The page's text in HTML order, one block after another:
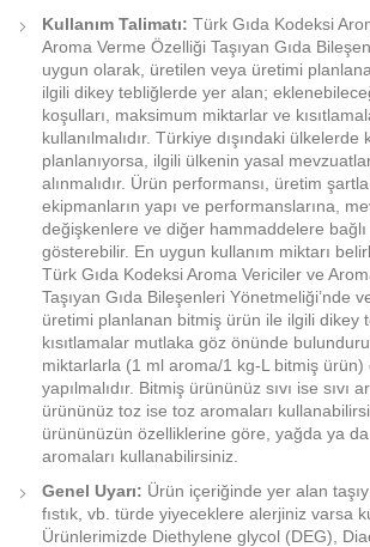
Kullanım Talimatı: Türk Gıda Kodeksi
Aroma Verme Özelliği Taşıyan Gıda
uygun olarak, üretilen veya üretimi
ilgili dikey tebliğlerde yer alan;
koşulları, maksimum miktarlar ve
kullanılmalıdır. Türkiye dışındaki ülkelerde
planlanıyorsa, ilgili ülkenin yasal
alınmalıdır. Ürün performansı, üretim
ekipmanların yapı ve performanslarına,
değişkenlere ve diğer hammaddelere bağlı
gösterebilir. En uygun kullanım miktarı
Türk Gıda Kodeksi Aroma Vericiler ve
Taşıyan Gıda Bileşenleri Yönetmeliği’nde
üretimi planlanan bitmiş ürün ile ilgili dikey
kısıtlamalar mutlaka göz önünde
miktarlarla (1 ml aroma/1 kg-L bitmiş ürün)
yapılmalıdır. Bitmiş ürününüz sıvı ise sıvı
ürününüz toz ise toz aromaları
ürününüzün özelliklerine göre, yağda ya
aromaları kullanabilirsiniz.
Genel Uyarı: Ürün içeriğinde yer alan
fıstık, vb. türde yiyeceklere alerjiniz varsa
Ürünlerimizde Diethylene glycol (DEG),